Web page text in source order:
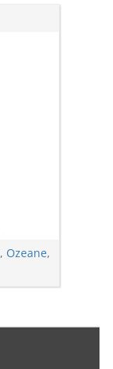
, Ozeane,